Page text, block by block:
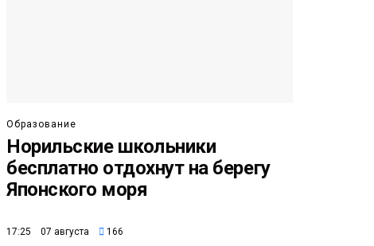
Образование
Норильские школьники
бесплатно отдохнут на берегу
Японского моря
17:25 07 августа 166